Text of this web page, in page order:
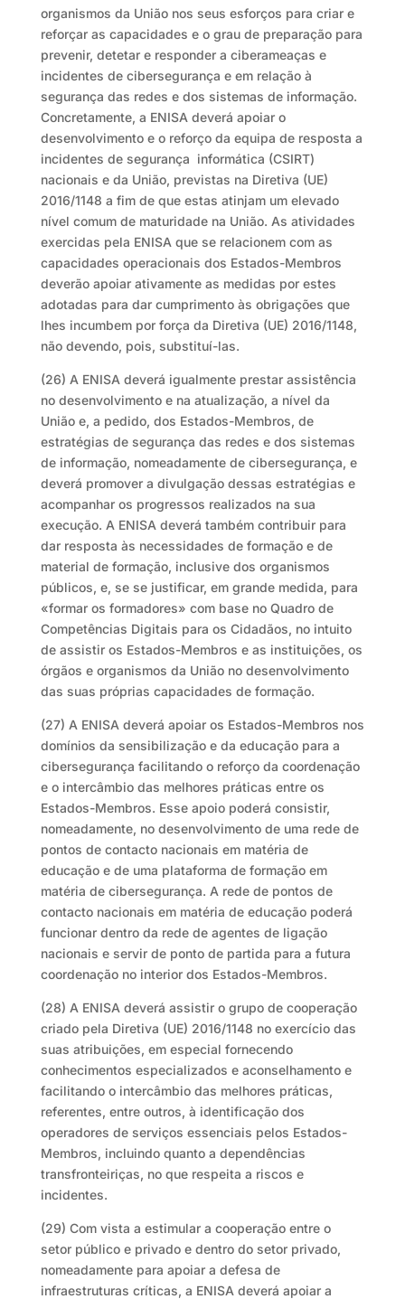
organismos da União nos seus esforços para criar e
reforçar as capacidades e o grau de preparação para
prevenir, detetar e responder a ciberameaças e
incidentes de cibersegurança e em relação à
segurança das redes e dos sistemas de informação.
Concretamente, a ENISA deverá apoiar o
desenvolvimento e o reforço da equipa de resposta a
incidentes de segurança informática (CSIRT)
nacionais e da União, previstas na Diretiva (UE)
2016/1148 a fim de que estas atinjam um elevado
nível comum de maturidade na União. As atividades
exercidas pela ENISA que se relacionem com as
capacidades operacionais dos Estados-Membros
deverão apoiar ativamente as medidas por estes
adotadas para dar cumprimento às obrigações que
lhes incumbem por força da Diretiva (UE) 2016/1148,
não devendo, pois, substituí-las.
(26) A ENISA deverá igualmente prestar assistência
no desenvolvimento e na atualização, a nível da
União e, a pedido, dos Estados-Membros, de
estratégias de segurança das redes e dos sistemas
de informação, nomeadamente de cibersegurança, e
deverá promover a divulgação dessas estratégias e
acompanhar os progressos realizados na sua
execução. A ENISA deverá também contribuir para
dar resposta às necessidades de formação e de
material de formação, inclusive dos organismos
públicos, e, se se justificar, em grande medida, para
«formar os formadores» com base no Quadro de
Competências Digitais para os Cidadãos, no intuito
de assistir os Estados-Membros e as instituições, os
órgãos e organismos da União no desenvolvimento
das suas próprias capacidades de formação.
(27) A ENISA deverá apoiar os Estados-Membros nos
domínios da sensibilização e da educação para a
cibersegurança facilitando o reforço da coordenação
e o intercâmbio das melhores práticas entre os
Estados-Membros. Esse apoio poderá consistir,
nomeadamente, no desenvolvimento de uma rede de
pontos de contacto nacionais em matéria de
educação e de uma plataforma de formação em
matéria de cibersegurança. A rede de pontos de
contacto nacionais em matéria de educação poderá
funcionar dentro da rede de agentes de ligação
nacionais e servir de ponto de partida para a futura
coordenação no interior dos Estados-Membros.
(28) A ENISA deverá assistir o grupo de cooperação
criado pela Diretiva (UE) 2016/1148 no exercício das
suas atribuições, em especial fornecendo
conhecimentos especializados e aconselhamento e
facilitando o intercâmbio das melhores práticas,
referentes, entre outros, à identificação dos
operadores de serviços essenciais pelos Estados-
Membros, incluindo quanto a dependências
transfronteiriças, no que respeita a riscos e
incidentes.
(29) Com vista a estimular a cooperação entre o
setor público e privado e dentro do setor privado,
nomeadamente para apoiar a defesa de
infraestruturas críticas, a ENISA deverá apoiar a